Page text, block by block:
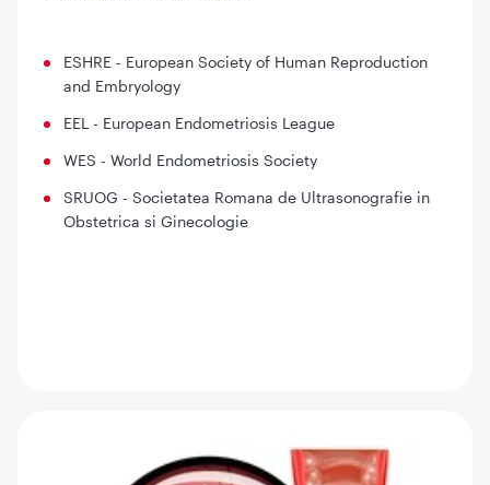
ESHRE - European Society of Human Reproduction
and Embryology
EEL - European Endometriosis League
WES - World Endometriosis Society
SRUOG - Societatea Romana de Ultrasonografie in
Obstetrica si Ginecologie